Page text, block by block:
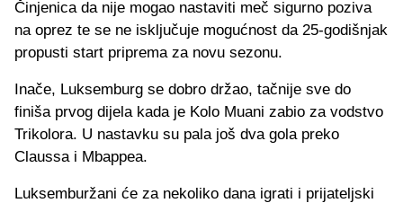
Činjenica da nije mogao nastaviti meč sigurno poziva
na oprez te se ne isključuje mogućnost da 25-godišnjak
propusti start priprema za novu sezonu.
Inače, Luksemburg se dobro držao, tačnije sve do
finiša prvog dijela kada je Kolo Muani zabio za vodstvo
Trikolora. U nastavku su pala još dva gola preko
Claussa i Mbappea.
Luksemburžani će za nekoliko dana igrati i prijateljski